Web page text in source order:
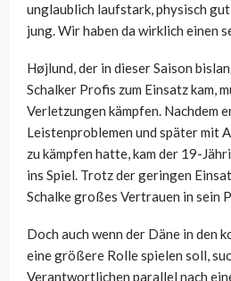
unglaublich laufstark, physisch
jung. Wir haben da wirklich einen
Højlund, der in dieser Saison
Schalker Profis zum Einsatz kam,
Verletzungen kämpfen. Nachdem
Leistenproblemen und später mit
zu kämpfen hatte, kam der 19-
ins Spiel. Trotz der geringen
Schalke großes Vertrauen in sein
Doch auch wenn der Däne in den
eine größere Rolle spielen soll,
Verantwortlichen parallel nach